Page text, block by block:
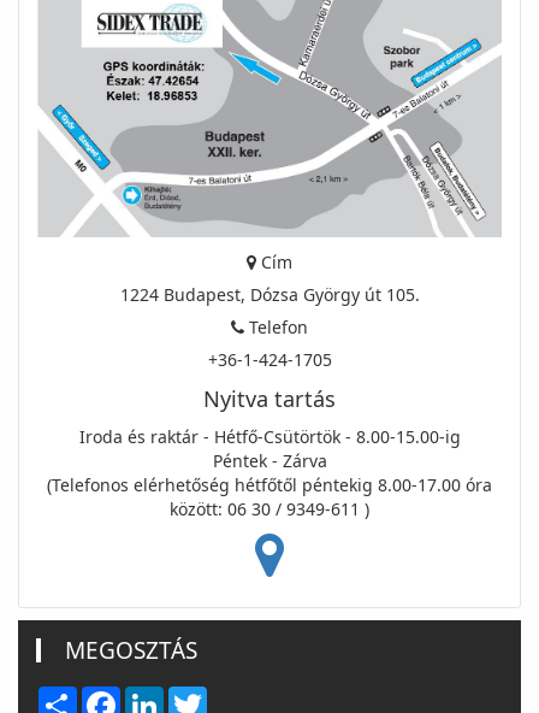
Cím
1224 Budapest, Dózsa György út 105.
Telefon
+36-1-424-1705
Nyitva tartás
Iroda és raktár - Hétfő-Csütörtök - 8.00-15.00-ig
Péntek - Zárva
(Telefonos elérhetőség hétfőtől péntekig 8.00-17.00 óra
között: 06 30 / 9349-611 )
MEGOSZTÁS
Share FacebookLinkedIn